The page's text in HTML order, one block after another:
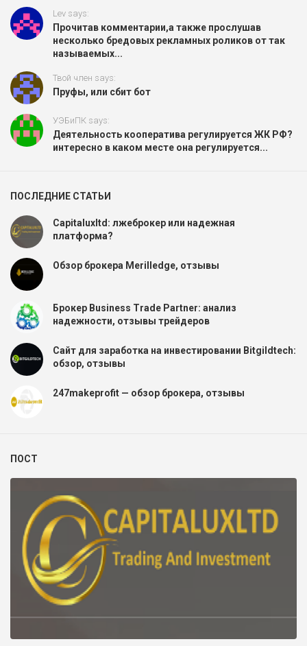
Lev says:
Прочитав комментарии,а также прослушав
несколько бредовых рекламных роликов от так
называемых...
Твой член says:
Пруфы, или сбит бот
УЭБиПК says:
Деятельность кооператива регулируется ЖК РФ?
интересно в каком месте она регулируется...
ПОСЛЕДНИЕ СТАТЬИ
Capitaluxltd: лжеброкер или надежная
платформа?
Обзор брокера Merilledge, отзывы
Брокер Business Trade Partner: анализ
надежности, отзывы трейдеров
Сайт для заработка на инвестировании Bitgildtech:
обзор, отзывы
247makeprofit — обзор брокера, отзывы
ПОСТ